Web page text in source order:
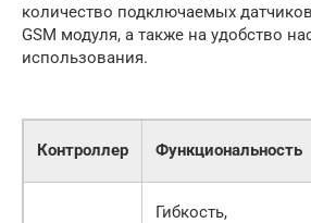
количество подключаемых
GSM модуля, а также на удобство
использования.
Контроллер Функциональность
Гибкость,